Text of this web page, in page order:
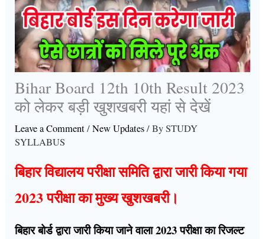
Bihar Board 12th 10th Result 2023
को लेकर बड़ी खुशखबरी यहां से देखें
Leave a Comment/New Updates/ BySTUDY
SYLLABUS
बिहार विद्यालय परीक्षा समिति द्वारा जारी किया गया
2023 परीक्षा का मुख्य खुशखबरी।
बिहार बोर्ड द्वारा जारी किया जाने वाला 2023 परीक्षा का रिजल्ट